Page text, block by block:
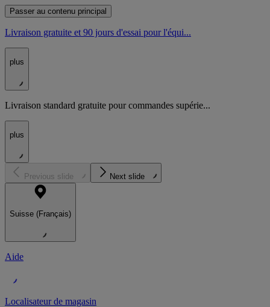
Passer au contenu principal
Livraison gratuite et 90 jours d'essai pour l'équi...
plus
Livraison standard gratuite pour commandes supérie...
plus
Previous slide Next slide
Suisse (Français)
Aide
Localisateur de magasin